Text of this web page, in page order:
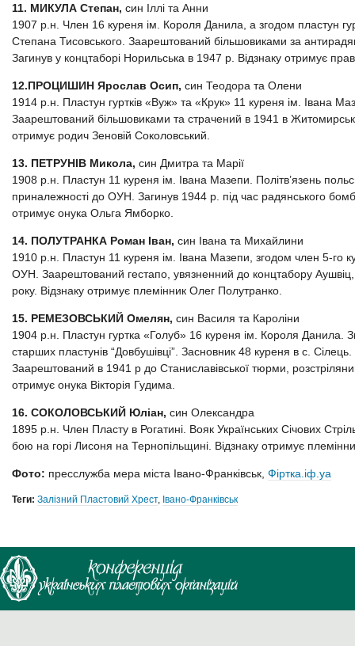
11. МИКУЛА Степан, син Іллі та Анни
1907 р.н. Член 16 куреня ім. Короля Данила, а згодом пластун
Степана Тисовського. Заарештований більшовиками за
Загинув у концтаборі Норильська в 1947 р. Відзнаку отримує
12.ПРОЦИШИН Ярослав Осип, син Теодора та Олени
1914 р.н. Пластун гуртків «Вуж» та «Крук» 11 куреня ім. Івана
Заарештований більшовиками та страчений в 1941 в
отримує родич Зеновій Соколовський.
13. ПЕТРУНІВ Микола, син Дмитра та Марії
1908 р.н. Пластун 11 куреня ім. Івана Мазепи. Політв’язень
приналежності до ОУН. Загинув 1944 р. під час радянського
отримує онука Ольга Ямборко.
14. ПОЛУТРАНКА Роман Іван, син Івана та Михайлини
1910 р.н. Пластун 11 куреня ім. Івана Мазепи, згодом член 5-го
ОУН. Заарештований гестапо, увязненний до концтабору Аушвіц,
року. Відзнаку отримує племінник Олег Полутранко.
15. РЕМЕЗОВСЬКИЙ Омелян, син Василя та Кароліни
1904 р.н. Пластун гуртка «Голуб» 16 куреня ім. Короля Данила.
старших пластунів “Довбушівці”. Засновник 48 куреня в с.
Заарештований в 1941 р до Станиславівської тюрми,
отримує онука Вікторія Гудима.
16. СОКОЛОВСЬКИЙ Юліан, син Олександра
1895 р.н. Член Пласту в Рогатині. Вояк Українських Січових
бою на горі Лисоня на Тернопільщині. Відзнаку отримує
Фото: пресслужба мера міста Івано-Франківськ, Фіртка.іф.уа
Теги: Залізний Пластовий Хрест, Івано-Франківськ